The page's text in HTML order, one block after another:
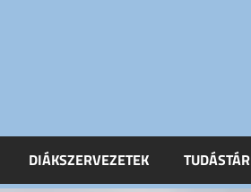
DIÁKSZERVEZETEK TUDÁSTÁR